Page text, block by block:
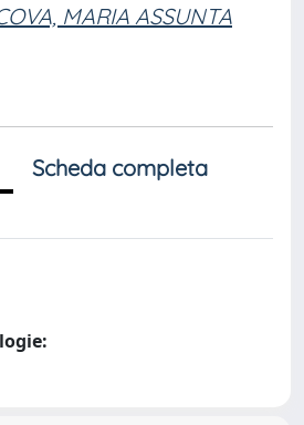
MARIA ASSUNTA
Scheda completa